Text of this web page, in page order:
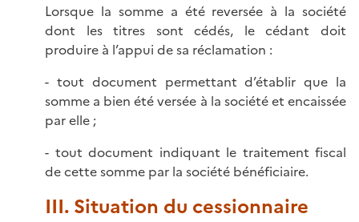
Lorsque la somme a été reversée à la société
dont les titres sont cédés, le cédant doit
produire à l’appui de sa réclamation :
- tout document permettant d’établir que la
somme a bien été versée à la société et encaissée
par elle ;
- tout document indiquant le traitement fiscal
de cette somme par la société bénéficiaire.
III. Situation du cessionnaire